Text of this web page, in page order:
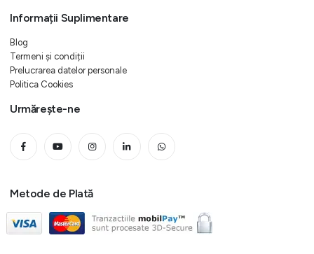
Informații Suplimentare
Blog
Termeni și condiții
Prelucrarea datelor personale
Politica Cookies
Urmărește-ne
Metode de Plată